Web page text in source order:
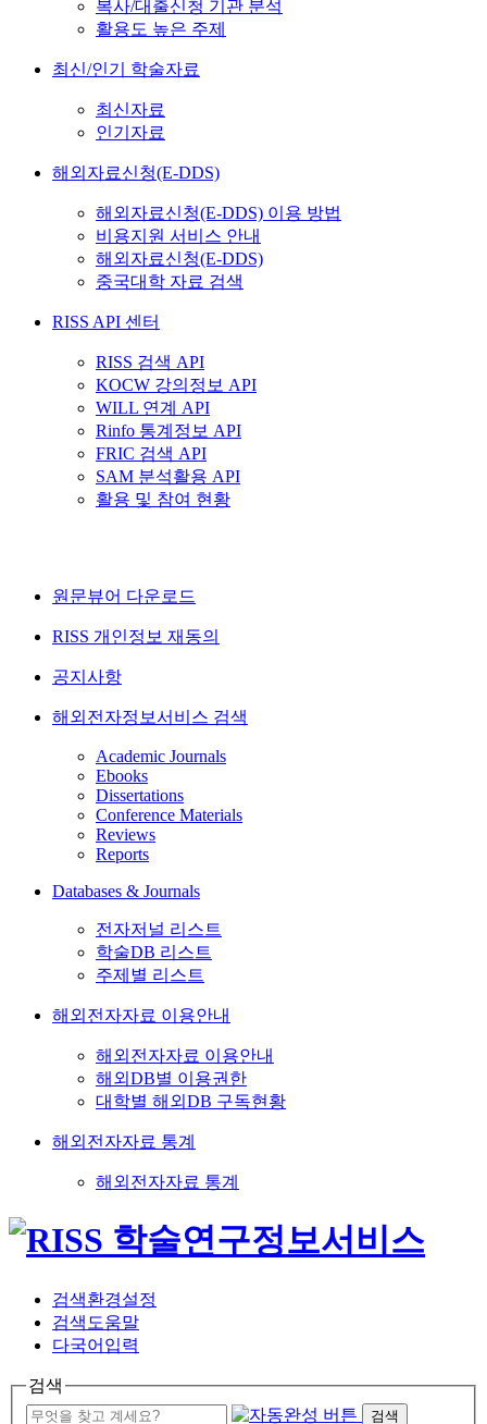
복사/대출신청 기관 분석
활용도 높은 주제
최신/인기 학술자료
최신자료
인기자료
해외자료신청(E-DDS)
해외자료신청(E-DDS) 이용 방법
비용지원 서비스 안내
해외자료신청(E-DDS)
중국대학 자료 검색
RISS API 센터
RISS 검색 API
KOCW 강의정보 API
WILL 연계 API
Rinfo 통계정보 API
FRIC 검색 API
SAM 분석활용 API
활용 및 참여 현황
원문뷰어 다운로드
RISS 개인정보 재동의
공지사항
해외전자정보서비스 검색
Academic Journals
Ebooks
Dissertations
Conference Materials
Reviews
Reports
Databases & Journals
전자저널 리스트
학술DB 리스트
주제별 리스트
해외전자자료 이용안내
해외전자자료 이용안내
해외DB별 이용권한
대학별 해외DB 구독현황
해외전자자료 통계
해외전자자료 통계
검색환경설정
검색도움말
다국어입력
검색
검색